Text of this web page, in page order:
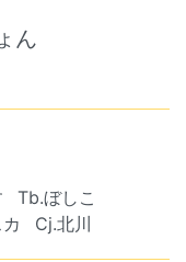
ん
Tb.ぼしこ
Cj.北川